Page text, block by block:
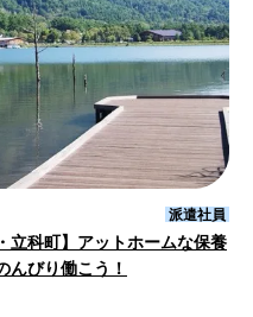
派遣社員
立科町】アットホームな保養
んびり働こう！